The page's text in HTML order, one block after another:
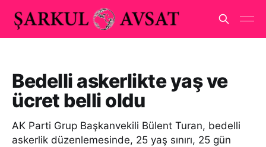
Bedelli askerlikte yaş ve
ücret belli oldu
AK Parti Grup Başkanvekili Bülent Turan, bedelli
askerlik düzenlemesinde, 25 yaş sınırı, 25 gün